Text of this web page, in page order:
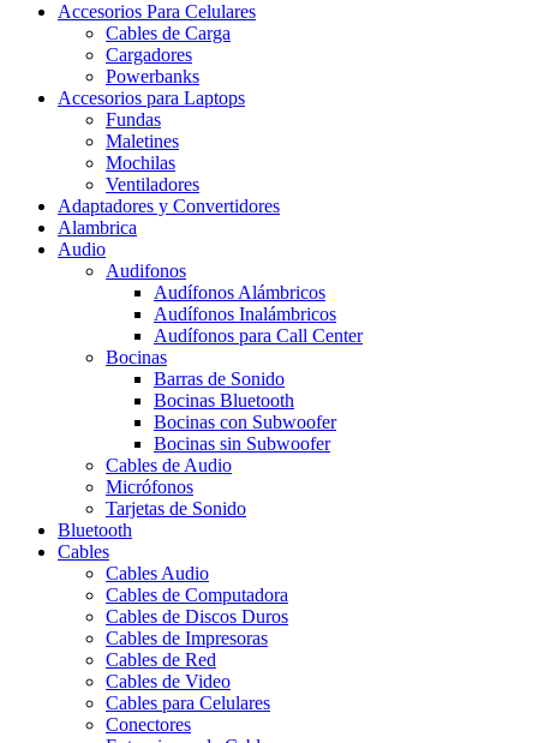
Accesorios Para Celulares
Cables de Carga
Cargadores
Powerbanks
Accesorios para Laptops
Fundas
Maletines
Mochilas
Ventiladores
Adaptadores y Convertidores
Alambrica
Audio
Audifonos
Audífonos Alámbricos
Audífonos Inalámbricos
Audífonos para Call Center
Bocinas
Barras de Sonido
Bocinas Bluetooth
Bocinas con Subwoofer
Bocinas sin Subwoofer
Cables de Audio
Micrófonos
Tarjetas de Sonido
Bluetooth
Cables
Cables Audio
Cables de Computadora
Cables de Discos Duros
Cables de Impresoras
Cables de Red
Cables de Video
Cables para Celulares
Conectores